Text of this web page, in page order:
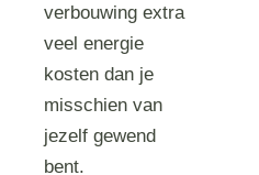
verbouwing extra
veel energie
kosten dan je
misschien van
jezelf gewend
bent.